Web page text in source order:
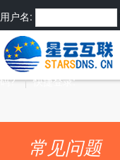
用户名:
码? 快捷登录:
常见问题